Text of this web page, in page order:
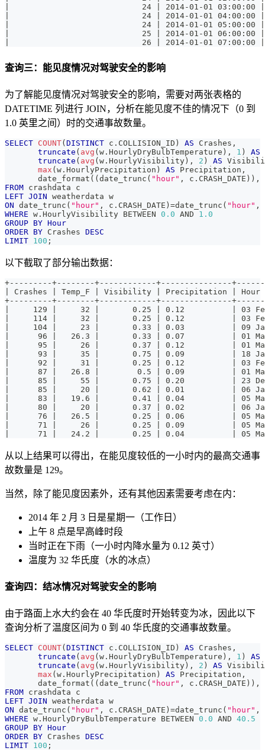
|                            24 | 2014-01-01 03:00:00 |
|                            24 | 2014-01-01 04:00:00 |
|                            24 | 2014-01-01 05:00:00 |
|                            25 | 2014-01-01 06:00:00 |
|                            26 | 2014-01-01 07:00:00 |
查询三：能见度情况对驾驶安全的影响
为了解能见度情况对驾驶安全的影响，需要对两张表格的
DATETIME 列进行 JOIN，分析在能见度不佳的情况下（0 到
1.0 英里之间）时的交通事故数量。
SELECT COUNT( DISTINCT c . COLLISION_ID ) AS Crashes ,
truncate ( avg ( w . HourlyDryBulbTemperature ) , 1 ) AS
truncate ( avg ( w . HourlyVisibility ) , 2 ) AS
max ( w . HourlyPrecipitation ) AS Precipitation ,
       date_format
( ( date_trunc ( "hour" , c . CRASH_DATE ) ) ,
FROM crashdata c
LEFT JOIN weatherdata w
ON date_trunc ( "hour" , c . CRASH_DATE ) =date_trunc ( "hour" ,
WHERE w . HourlyVisibility BETWEEN 0.0 AND
1.0
GROUP BY Hour
ORDER BY Crashes DESC
LIMIT 100 ;
以下截取了部分输出数据：
+---------+--------+------------+---------------
| Crashes | Temp_F | Visibility | Precipitation |
+---------+--------+------------+---------------
|     129 |     32 |       0.25 | 0.12          | 03 Feb
|     114 |     32 |       0.25 | 0.12          | 03 Feb
|     104 |     23 |       0.33 | 0.03          | 09 Jan
|      96 |   26.3 |       0.33 | 0.07          | 01 Mar
|      95 |     26 |       0.37 | 0.12          | 01 Mar
|      93 |     35 |       0.75 | 0.09          | 18 Jan
|      92 |     31 |       0.25 | 0.12          | 03 Feb
|      87 |   26.8 |        0.5 | 0.09          | 01 Mar
|      85 |     55 |       0.75 | 0.20          | 23 Dec
|      85 |     20 |       0.62 | 0.01          | 06 Jan
|      83 |   19.6 |       0.41 | 0.04          | 05 Mar
|      80 |     20 |       0.37 | 0.02          | 06 Jan
|      76 |   26.5 |       0.25 | 0.06          | 05 Mar
|      71 |     26 |       0.25 | 0.09          | 05 Mar
|      71 |   24.2 |       0.25 | 0.04          | 05 Mar
从以上结果可以得出，在能见度较低的一小时内的最高交通事
故数量是 129。
当然，除了能见度因素外，还有其他因素需要考虑在内：
2014 年 2 月 3 日是星期一（工作日）
上午 8 点是早高峰时段
当时正在下雨（一小时内降水量为 0.12 英寸）
温度为 32 华氏度（水的冰点）
查询四：结冰情况对驾驶安全的影响
由于路面上水大约会在 40 华氏度时开始转变为冰，因此以下
查询分析了温度区间为 0 到 40 华氏度的交通事故数量。
SELECT COUNT( DISTINCT c . COLLISION_ID ) AS Crashes ,
truncate ( avg ( w . HourlyDryBulbTemperature ) , 1 ) AS
truncate ( avg ( w . HourlyVisibility ) , 2 ) AS
max ( w . HourlyPrecipitation ) AS Precipitation ,
       date_format
( ( date_trunc ( "hour" , c . CRASH_DATE ) ) ,
FROM crashdata c
LEFT JOIN weatherdata w
ON date_trunc ( "hour" , c . CRASH_DATE ) =date_trunc ( "hour" ,
WHERE w . HourlyDryBulbTemperature BETWEEN 0.0 AND 40.5
GROUP BY Hour
ORDER BY Crashes DESC
LIMIT 100 ;